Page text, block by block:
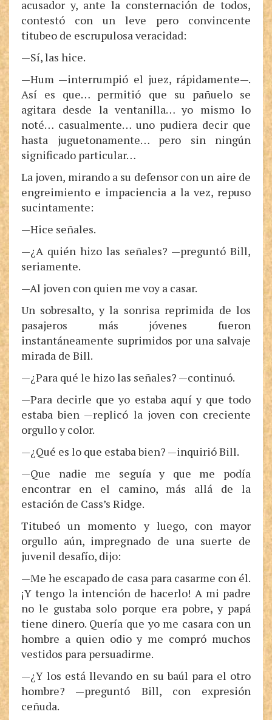
acusador y, ante la consternación de todos,
contestó con un leve pero convincente
titubeo de escrupulosa veracidad:
—Sí, las hice.
—Hum —interrumpió el juez, rápidamente—.
Así es que… permitió que su pañuelo se
agitara desde la ventanilla… yo mismo lo
noté… casualmente… uno pudiera decir que
hasta juguetonamente… pero sin ningún
significado particular…
La joven, mirando a su defensor con un aire de
engreimiento e impaciencia a la vez, repuso
sucintamente:
—Hice señales.
—¿A quién hizo las señales? —preguntó Bill,
seriamente.
—Al joven con quien me voy a casar.
Un sobresalto, y la sonrisa reprimida de los
pasajeros más jóvenes fueron
instantáneamente suprimidos por una salvaje
mirada de Bill.
—¿Para qué le hizo las señales? —continuó.
—Para decirle que yo estaba aquí y que todo
estaba bien —replicó la joven con creciente
orgullo y color.
—¿Qué es lo que estaba bien? —inquirió Bill.
—Que nadie me seguía y que me podía
encontrar en el camino, más allá de la
estación de Cass’s Ridge.
Titubeó un momento y luego, con mayor
orgullo aún, impregnado de una suerte de
juvenil desafío, dijo:
—Me he escapado de casa para casarme con él.
¡Y tengo la intención de hacerlo! A mi padre
no le gustaba solo porque era pobre, y papá
tiene dinero. Quería que yo me casara con un
hombre a quien odio y me compró muchos
vestidos para persuadirme.
—¿Y los está llevando en su baúl para el otro
hombre? —preguntó Bill, con expresión
ceñuda.